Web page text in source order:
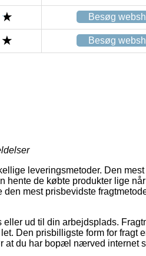
Besøg
Besøg
leveringsmetoder. Den
hente de købte produkter lige
mest prisbevidste
ud til din arbejdsplads.
Den prisbilligste form for fragt
at du har bopæl nærved internet